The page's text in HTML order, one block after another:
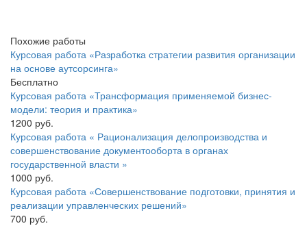
Похожие работы
Курсовая работа «Разработка стратегии развития организации
на основе аутсорсинга»
Бесплатно
Курсовая работа «Трансформация применяемой бизнес-
модели: теория и практика»
1200 руб.
Курсовая работа « Рационализация делопроизводства и
совершенствование документооборта в органах
государственной власти »
1000 руб.
Курсовая работа «Совершенствование подготовки, принятия и
реализации управленческих решений»
700 руб.